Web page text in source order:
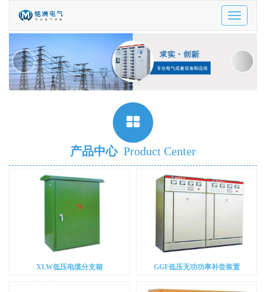
Toggle
‹ ›
产品中心 Product Center
XLW低压电缆分支箱 GGF低压无功功率补尝装置